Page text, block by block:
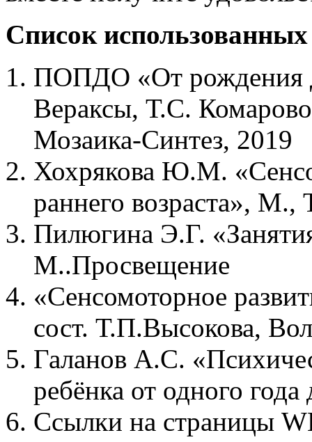
Список
ПОПДО «От рождения
Вераксы, Т.С.
Мозаика-Синтез, 2019
Хохрякова Ю.М.
раннего возраста»,
Пилюгина Э.Г.
М..Просвещение
«Сенсомоторное
сост. Т.П.Высокова,
Галанов А.С.
ребёнка от одного
Ссылки на страницы